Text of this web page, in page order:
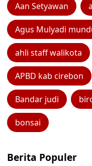
Aan Setyawan
Agus Mulyadi
ahli staff walikota
APBD kab cirebon
Bandar judi
bonsai
Berita Populer